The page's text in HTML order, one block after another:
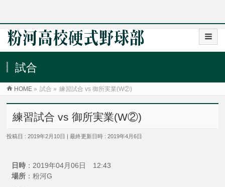
試合
HOME » 試合 » 練習試合 vs 御所実業(W②)
練習試合 vs 御所実業(W②)
投稿日 : 2019年2月10日 最終更新日時 : 2019年4月6日
日時 ：2019年04月06日 12:43
場所 ：粉河G